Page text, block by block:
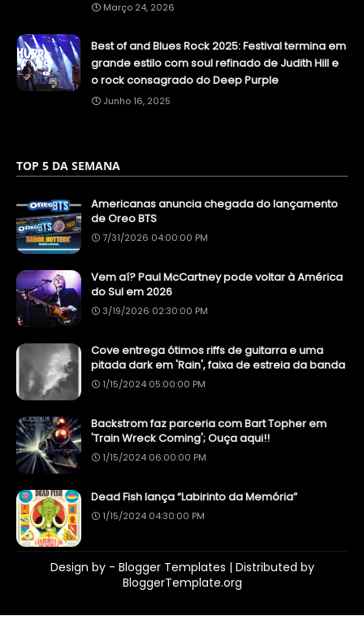
Março 24, 2026
Best of and Blues Rock 2025: Festival termina em
grande estilo com soul refinado de Judith Hill e
o rock consagrado do Deep Purple
Junho 16, 2025
TOP 5 DA SEMANA
Americanas anuncia chegada do lançamento
de Oreo BTS
7/31/2026 04:00:00 PM
Vem aí? Paul McCartney pode voltar à América
do Sul em 2026
3/19/2026 02:30:00 PM
Cove entrega ótimos riffs de guitarra e uma
pitada dark em 'Rain', faixa de estreia da banda
1/15/2024 05:00:00 PM
Backstrom faz parceria com Bart Topher em
'Train Wreck Coming'; Ouça aqui!!
1/15/2024 06:00:00 PM
Dead Fish lança “Labirinto da Memória”
1/15/2024 04:30:00 PM
Design by - Blogger Templates | Distributed by
BloggerTemplate.org